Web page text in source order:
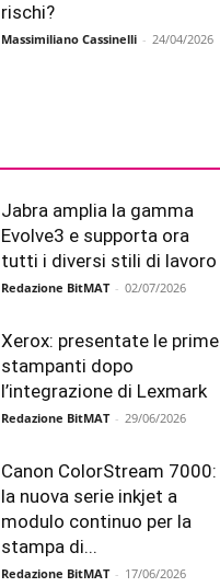
rischi?
Massimiliano Cassinelli - 24/04/2026
Jabra amplia la gamma
Evolve3 e supporta ora
tutti i diversi stili di lavoro
Redazione BitMAT - 02/07/2026
Xerox: presentate le prime
stampanti dopo
l’integrazione di Lexmark
Redazione BitMAT - 29/06/2026
Canon ColorStream 7000:
la nuova serie inkjet a
modulo continuo per la
stampa di...
Redazione BitMAT - 17/06/2026